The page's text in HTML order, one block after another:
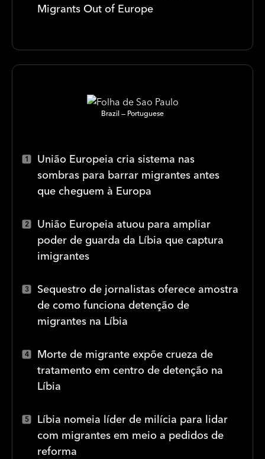
Migrants Out of Europe
Brazil Portuguese
União Europeia cria sistema nas
sombras para barrar migrantes antes
que cheguem à Europa
União Europeia atuou para ampliar
poder de guarda da Líbia que captura
imigrantes
Sequestro de jornalistas oferece amostra
de como funciona detenção de
migrantes na Líbia
Morte de migrante expõe crueza de
tratamento em centro de detenção na
Líbia
Líbia nomeia líder de milícia para lidar
com migrantes em meio a pedidos de
reforma